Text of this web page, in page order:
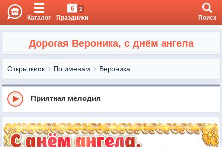
Каталог
6 2
Праздники Поиск
Дорогая Вероника, с днём ангела
Открыткиок По именам Вероника
Приятная мелодия